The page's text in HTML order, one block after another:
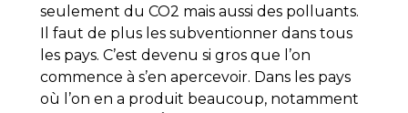
seulement du CO2 mais aussi des polluants.
Il faut de plus les subventionner dans tous
les pays. C’est devenu si gros que l’on
commence à s’en apercevoir. Dans les pays
où l’on en a produit beaucoup, notamment